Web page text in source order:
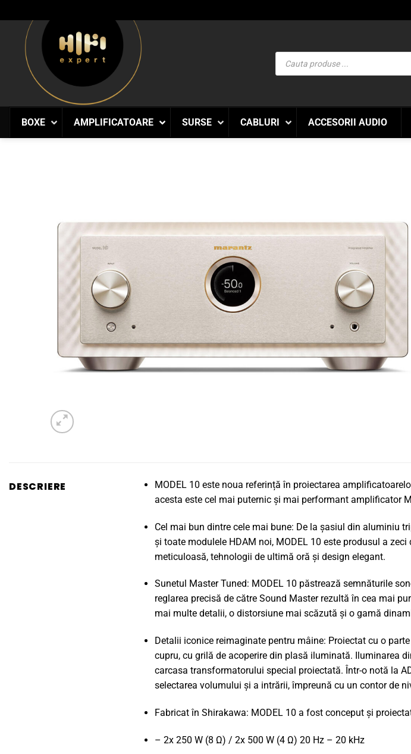
to
content
Products
search
BOXE AMPLIFICATOARE SURSE CABLURI ACCESORII AUDIO
DESCRIERE
MODEL 10 este noua referință în proiectarea
acesta este cel mai puternic și mai performant amplificator
Cel mai bun dintre cele mai bune: De la șasiul din aluminiu
și toate modulele HDAM noi, MODEL 10 este produsul a
meticuloasă, tehnologii de ultimă oră și design elegant.
Sunetul Master Tuned: MODEL 10 păstrează semnăturile
reglarea precisă de către Sound Master rezultă în cea mai
mai multe detalii, o distorsiune mai scăzută și o gamă
Detalii iconice reimaginate pentru mâine: Proiectat cu o
cupru, cu grilă de acoperire din plasă iluminată. Iluminarea
carcasa transformatorului special proiectată. Într-o notă la
selectarea volumului și a intrării, împreună cu un contor de
Fabricat în Shirakawa: MODEL 10 a fost conceput și
– 2x 250 W (8 Ω) / 2x 500 W (4 Ω) 20 Hz – 20 kHz